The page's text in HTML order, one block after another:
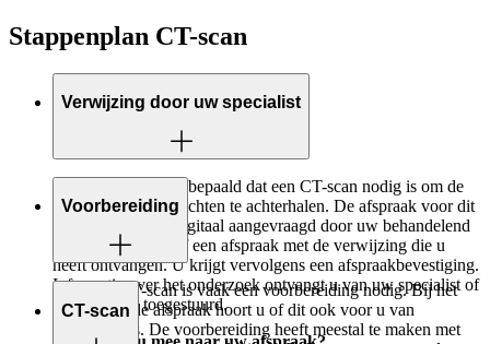
Stappenplan CT-scan
Verwijzing door uw specialist
Uw specialist heeft bepaald dat een CT-scan nodig is om de
oorzaak van uw klachten te achterhalen. De afspraak voor dit
onderzoek wordt digitaal aangevraagd door uw behandelend
arts, of u maakt zelf een afspraak met de verwijzing die u
heeft ontvangen. U krijgt vervolgens een afspraakbevestiging.
Informatie over het onderzoek ontvangt u van uw specialist of
krijgt u thuis toegestuurd.
Voorbereiding
Voor een CT-scan is vaak een voorbereiding nodig. Bij het
maken van de afspraak hoort u of dit ook voor u van
toepassing is. De voorbereiding heeft meestal te maken met
CT-scan